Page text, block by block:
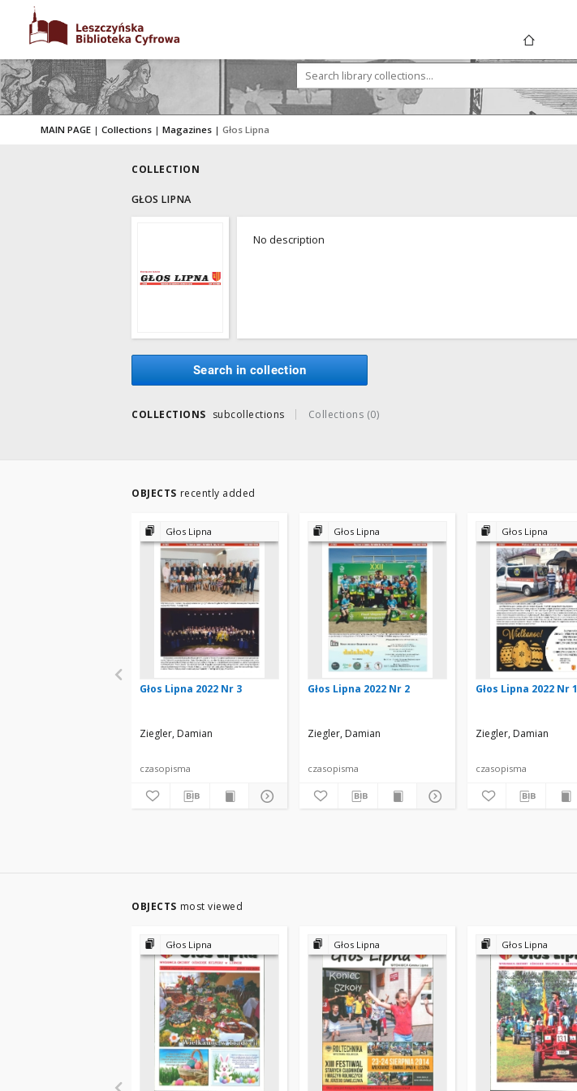
MAIN PAGE | Collections | Magazines | Głos Lipna
COLLECTION
GŁOS LIPNA
No description
Search in collection
COLLECTIONS subcollections Collections (0)
OBJECTS recently added
Głos Lipna
Głos Lipna 2022 Nr 3
Ziegler, Damian
czasopisma
Głos Lipna
Głos Lipna 2022 Nr 2
Ziegler, Damian
czasopisma
Głos Lipna
Głos Lipna 2022 Nr 1
Ziegler, Damian
czasopisma
OBJECTS most viewed
Głos Lipna Głos Lipna Głos Lipna